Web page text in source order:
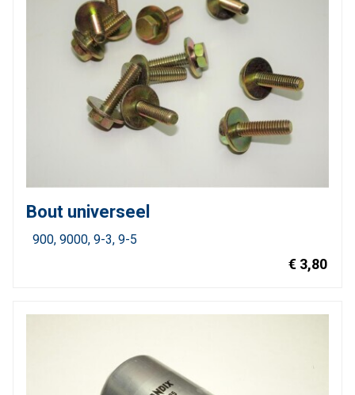
Bout universeel
900 9000 9-3 9-5
€ 3,80